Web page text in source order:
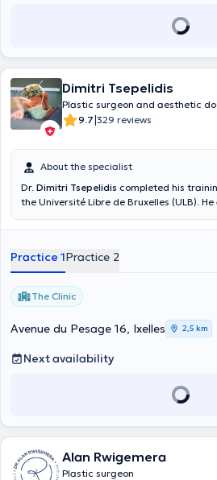
Dimitri Tsepelidis
Plastic surgeon and aesthetic
9.7|329 reviews
About the specialist
Dr. Dimitri Tsepelidis completed his
the Université Libre de Bruxelles (ULB).
reconstruction. Dr. Dimitri Tsepelidis
liposuction, etc...
Practice 1Practice 2
The Clinic
Avenue du Pesage 16, Ixelles 2,5 km
Next availability
Alan Rwigemera
Plastic surgeon